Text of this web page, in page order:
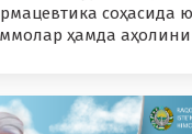
соҳасида
ҳамда